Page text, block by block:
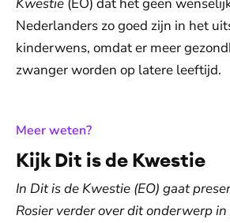
Nederlanders zo goed zijn in het
kinderwens, omdat er meer
zwanger worden op latere leeftijd.
Meer weten?:
Kijk Dit is de Kwestie
In Dit is de Kwestie (EO) gaat
Rosier verder over dit onderwerp